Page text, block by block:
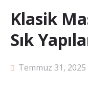
Klasik
Sık
Temmuz 31, 2025